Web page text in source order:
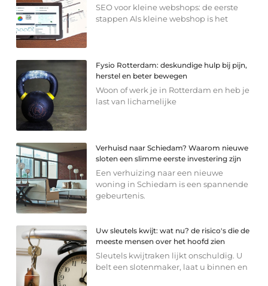
SEO voor kleine webshops: de eerste
stappen Als kleine webshop is het
Fysio Rotterdam: deskundige hulp bij pijn,
herstel en beter bewegen
Woon of werk je in Rotterdam en heb je
last van lichamelijke
Verhuisd naar Schiedam? Waarom nieuwe
sloten een slimme eerste investering zijn
Een verhuizing naar een nieuwe
woning in Schiedam is een spannende
gebeurtenis.
Uw sleutels kwijt: wat nu? de risico's die de
meeste mensen over het hoofd zien
Sleutels kwijtraken lijkt onschuldig. U
belt een slotenmaker, laat u binnen en